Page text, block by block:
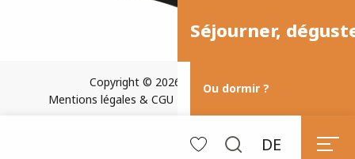
Séjourner,
Ou dormir ?
DE
Copyright © 2026
Plan du site
Mentions légales & CGU